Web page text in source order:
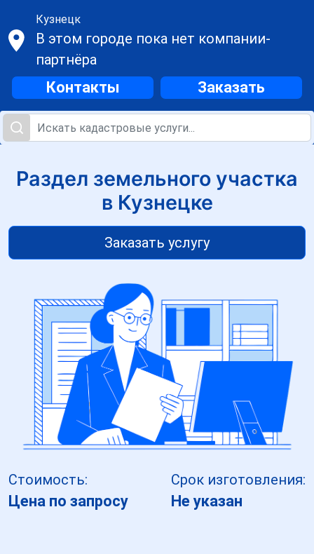
Кузнецк
В этом городе пока нет компании-
партнёра
Контакты Заказать
Раздел земельного участка
в Кузнецке
Заказать услугу
Стоимость:
Цена по запросу
Срок изготовления:
Не указан